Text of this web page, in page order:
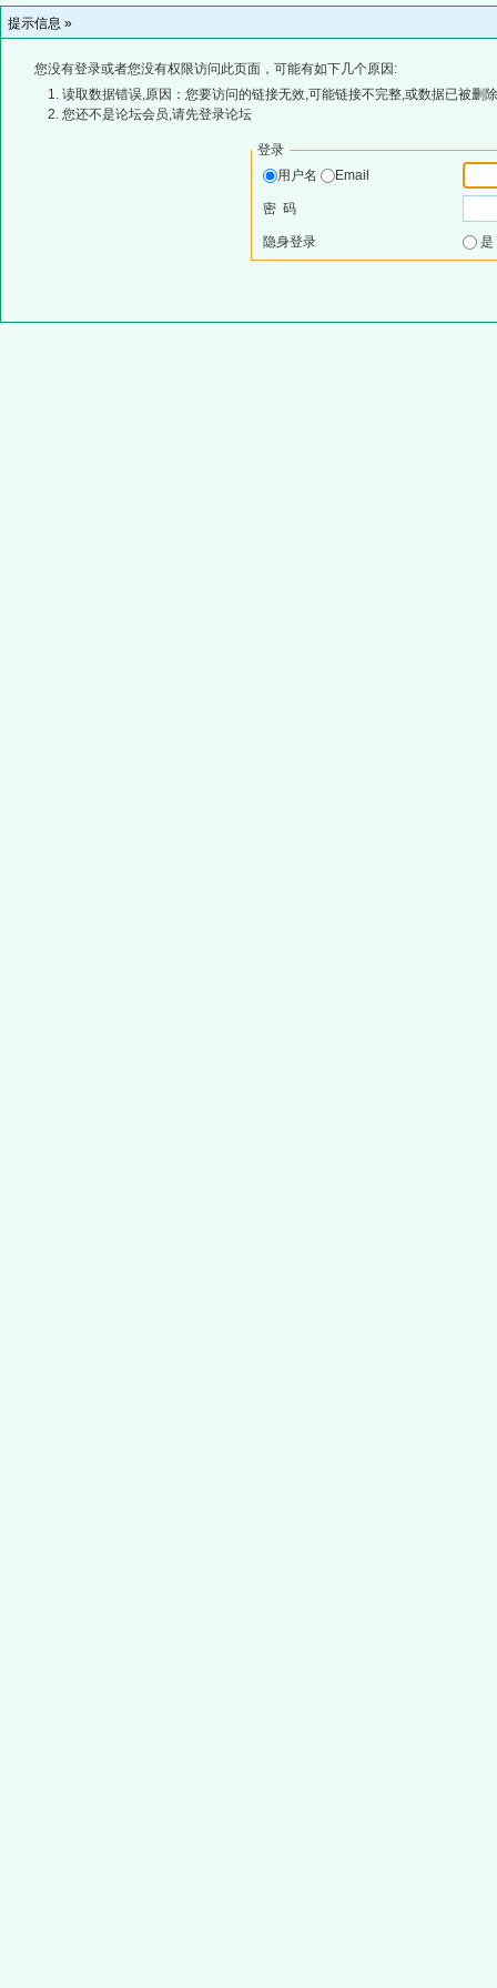
提示信息 »
您没有登录或者您没有权限访问此页面，可能有如下几个原因:
读取数据错误,原因：您要访问的链接无效,可能链接不完整,或数据已被删
您还不是论坛会员,请先登录论坛
登录
用户名
Email
密 码
隐身登录